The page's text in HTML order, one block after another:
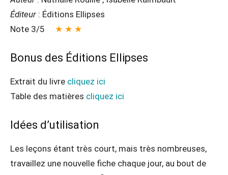
Éditeur : Éditions Ellipses
Note 3/5 ★ ★ ★
Bonus des Éditions Ellipses
Extrait du livre cliquez ici
Table des matières cliquez ici
Idées d’utilisation
Les leçons étant très court, mais très nombreuses,
travaillez une nouvelle fiche chaque jour, au bout de